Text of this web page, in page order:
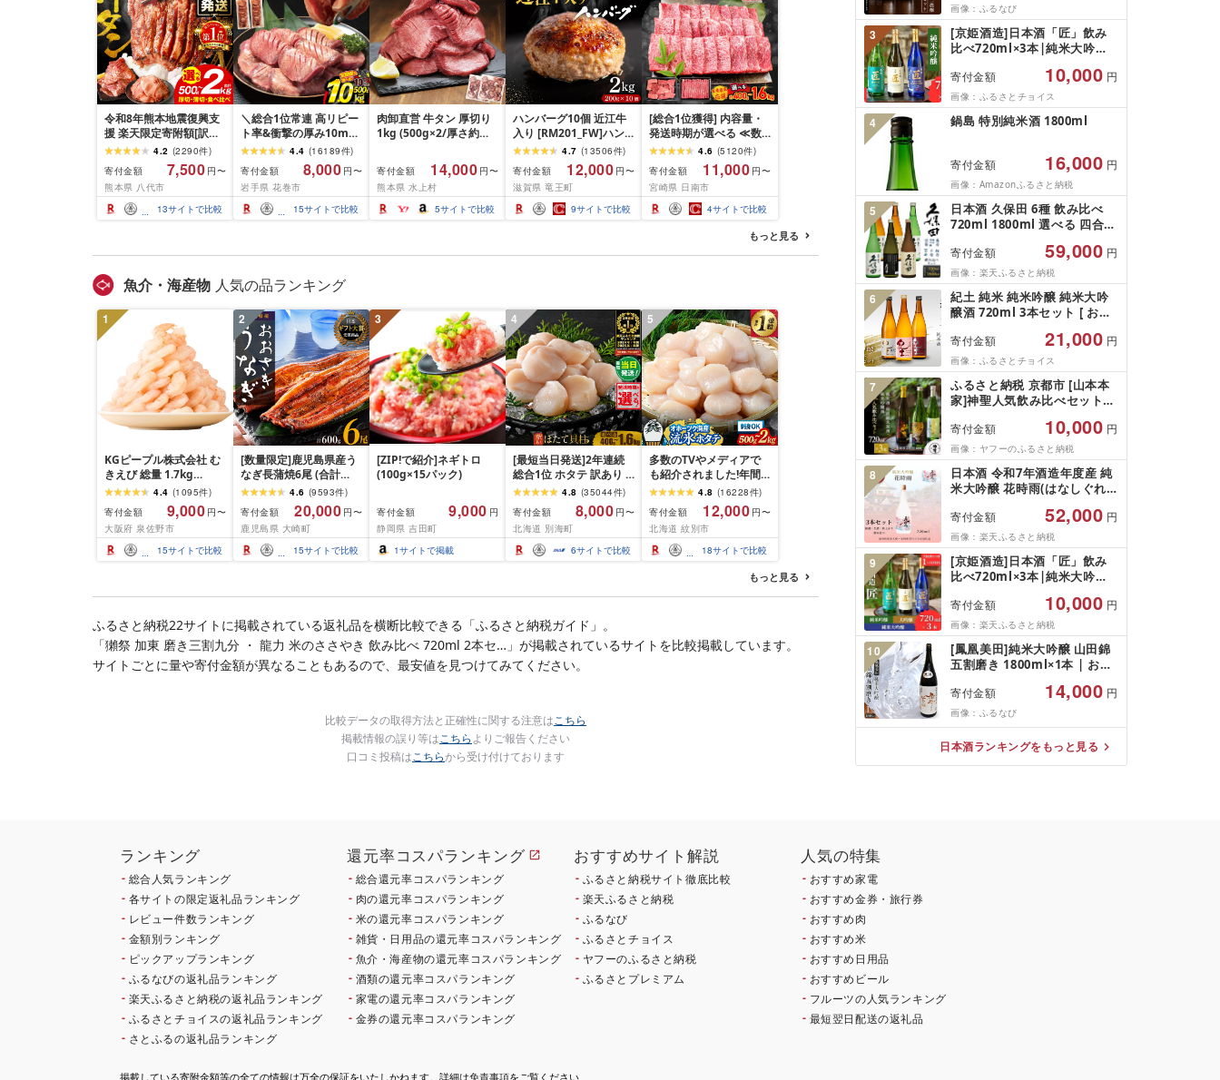
令和8年熊本地震復興支
援 楽天限定寄附額[訳あ
り]牛タン 500g〜2kg 肉
牛肉 訳あり 牛タン 冷凍
小分け 厚切り 薄切り 食
べ比べ 500g 1kg 1.5kg
2kg 牛 人気 ビーフ 牛た
ん ふるさと納税 ランキ
4.2 (2290件)
寄付金額
7,500 円〜
熊本県 八代市
13サイトで比較
＼総合1位常連 高リピー
ト率&衝撃の厚み10mm
厚切り牛タン 塩味/ ≪ス
ピード発送!!10営業日以
内発送≫ 選べる内容量
500g / 1kg 定期便 毎月
届く 牛肉 肉 BBQ ふるさ
と 人気 ランキング 岩手
4.4 (16189件)
寄付金額
8,000 円〜
岩手県 花巻市
15サイトで比較
肉卸直営 牛タン 厚切り
1kg (500g×2/厚さ約
牛肉 焼肉 冷凍 スライス
業務用 バーベキュー
BBQ おつまみ ギフト お
祝い お中元 夏ギフト
寄付金額 14,000 円〜
熊本県 水上村
5サイトで比較
ハンバーグ10個 近江牛
入り [RM201_FW]ハン
バーグ
4.7 (13506件)
寄付金額
12,000 円〜
滋賀県 竜王町
9サイトで比較
[総合1位獲得] 内容量・
発送時期が選べる ≪数
量限定≫ 宮崎牛 赤身 ス
ライス 焼肉 国産 肉 牛肉
薄切り 黒毛和牛 A4 A5
人気 小分け 焼き肉 すき
焼き しゃぶしゃぶ 牛丼
BBQ ギフト 贈り物 おす
すめ 畜産農家応援 ミヤ
4.6 (5120件)
寄付金額
11,000 円〜
宮崎県 日南市
4サイトで比較
もっと見る
魚介・海産物 人気の品ランキング
1
KGピープル株式会社 む
きえび 総量 1.7kg
(850g×2P) 特大 5Lサイ
ズ バナメイエビ バラ凍
結 下処理不要 サイズ不
揃い 訳あり
4.4 (1095件)
寄付金額
9,000 円〜
大阪府 泉佐野市
15サイトで比較
2
[数量限定]鹿児島県産う
なぎ長蒲焼6尾 (合計
600g以上)4.6 (9593件)
寄付金額
20,000 円〜
鹿児島県 大崎町
15サイトで比較
3
[ZIP!で紹介]ネギトロ
(100g×15パック)
寄付金額 9,000 円
静岡県 吉田町
1サイトで掲載
4
[最短当日発送]2年連続
総合1位 ホタテ 訳あり (
ふるさと納税 ほたて ふ
るさと納税 訳あり 帆立
ふるさと わけあり ホタ
テ貝柱 貝 人気 不揃い 刺
身 規格外 魚介 ランキン
グ 海鮮 冷凍 発送時期が
4.8 (35044件)
寄付金額
8,000 円〜
北海道 別海町
6サイトで比較
5
多数のTVやメディアで
も紹介されました!年間
総合ランキング4年連続1
位!北海道オホーツク海
産ホタテ玉冷 | ホタテ
ほたて hotate 帆立 貝柱
刺身 冷凍 貝 訳あり わけ
あり ワケアリ 大粒 サイ
ズ不揃い バラエティ 選
4.8 (16228件)
寄付金額
12,000 円〜
北海道 紋別市
18サイトで比較
もっと見る
ふるさと納税22サイトに掲載されている返礼品を横断比較できる「ふるさと納税ガイド」。
「獺祭 加東 磨き三割九分 ・ 龍力 米のささやき 飲み比べ 720ml 2本セ…」が掲載されているサイトを比較掲載しています。
サイトごとに量や寄付金額が異なることもあるので、最安値を見つけてみてください。
比較データの取得方法と正確性に関する注意はこちら
掲載情報の誤り等はこちらよりご報告ください
口コミ投稿はこちらから受け付けております
画像：ふるなび
3
[京姫酒造]日本酒「匠」飲み
比べ720ml×3本|純米大吟醸
寄付額 圧倒的 大人気 高評価
レビュー多数 [ 京都 伏見 酒蔵
お酒 日本酒 お取り寄せ 通販
送料無料 ふるさと納税 ]
寄付金額 10,000 円
画像：ふるさとチョイス
4 鍋島 特別純米酒 1800ml
寄付金額 16,000 円
画像：Amazonふるさと納税
5
日本酒 久保田 6種 飲み比べ
720ml 1800ml 選べる 四合瓶
吟醸 特別本醸造 辛口 新潟 冷
酒 越路
寄付金額 59,000 円
画像：楽天ふるさと納税
6
紀土 純米 純米吟醸 純米大吟
醸酒 720ml 3本セット [ お酒
和酒造 KID KID日本酒 人気
日本酒 おすすめ日本酒 和歌山
県 海南市 W010-NT ]
寄付金額 21,000 円
画像：ふるさとチョイス
7
ふるさと納税 京都市 [山本本
家]神聖人気飲み比べセット
酒 特別純米原酒 純米吟醸酒
寄付金額 10,000 円
画像：ヤフーのふるさと納税
8
日本酒 令和7年酒造年度産 純
米大吟醸 花時雨(はなしぐれ)
ット | 酒 お酒 地酒 アルコー
ル 日本酒 銘酒 純米大吟醸 人
気 限定 コラボ[新酒・生酒:6
月上旬以降、秋上がり:10月下
旬以降に順次発送]
寄付金額 52,000 円
画像：楽天ふるさと納税
9
[京姫酒造]日本酒「匠」飲み
比べ720ml×3本|純米大吟醸
寄付額 圧倒的 大人気 高評価
レビュー多数 [ 京都 伏見 酒蔵
お酒 日本酒 お取り寄せ 通販
送料無料 ふるさと納税 ]
寄付金額 10,000 円
画像：楽天ふるさと納税
10
[鳳凰美田]純米大吟醸 山田錦
五割磨き 1800ml×1本 | お酒
フルーティ 人気 ギフト 小林
酒造 栃木
寄付金額 14,000 円
画像：ふるなび
日本酒ランキングをもっと見る
ランキング
総合人気ランキング
各サイトの限定返礼品ランキング
レビュー件数ランキング
金額別ランキング
ピックアップランキング
ふるなびの返礼品ランキング
楽天ふるさと納税の返礼品ランキング
ふるさとチョイスの返礼品ランキング
さとふるの返礼品ランキング
還元率コスパランキング
総合還元率コスパランキング
肉の還元率コスパランキング
米の還元率コスパランキング
雑貨・日用品の還元率コスパランキング
魚介・海産物の還元率コスパランキング
酒類の還元率コスパランキング
家電の還元率コスパランキング
金券の還元率コスパランキング
おすすめサイト解説
ふるさと納税サイト徹底比較
楽天ふるさと納税
ふるなび
ふるさとチョイス
ヤフーのふるさと納税
ふるさとプレミアム
人気の特集
おすすめ家電
おすすめ金券・旅行券
おすすめ肉
おすすめ米
おすすめ日用品
おすすめビール
フルーツの人気ランキング
最短翌日配送の返礼品
掲載している寄附金額等の全ての情報は万全の保証をいたしかねます。詳細は免責事項をご覧ください